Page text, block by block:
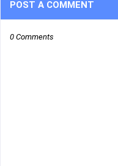
POST A COMMENT
0 Comments